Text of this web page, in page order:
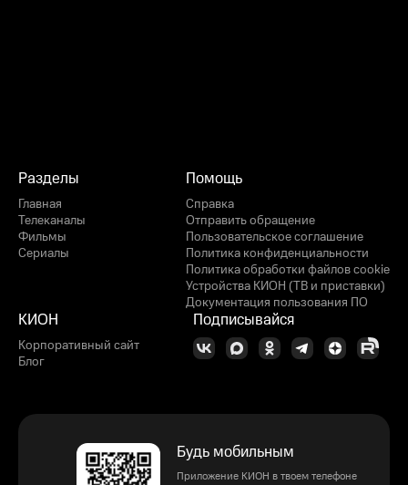
Разделы
Главная
Телеканалы
Фильмы
Сериалы
Помощь
Справка
Отправить обращение
Пользовательское соглашение
Политика конфиденциальности
Политика обработки файлов cookie
Устройства КИОН (ТВ и приставки)
Документация пользования ПО
КИОН
Корпоративный сайт
Блог
Подписывайся
Будь мобильным
Приложение КИОН в твоем телефоне